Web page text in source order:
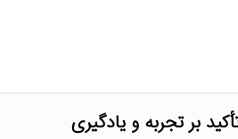
بر تجربه و یادگیری